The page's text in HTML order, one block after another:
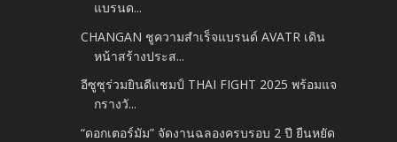
แบรนด...
CHANGAN ชูความสำเร็จแบรนด์ AVATR เดิน
หน้าสร้างประส...
อีซูซุร่วมยินดีแชมป์ THAI FIGHT 2025 พร้อมแจ
กรางวั...
“ดอกเตอร์มัม” จัดงานฉลองครบรอบ 2 ปี ยืนหยัด